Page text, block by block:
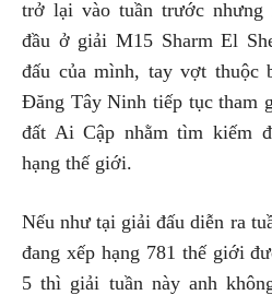
trở lại vào tuần trước nhưng
đầu ở giải M15 Sharm El
đấu của mình, tay vợt thuộc
Đăng Tây Ninh tiếp tục tham
đất Ai Cập nhằm tìm kiếm
hạng thế giới.
Nếu như tại giải đấu diễn ra
đang xếp hạng 781 thế giới
5 thì giải tuần này anh